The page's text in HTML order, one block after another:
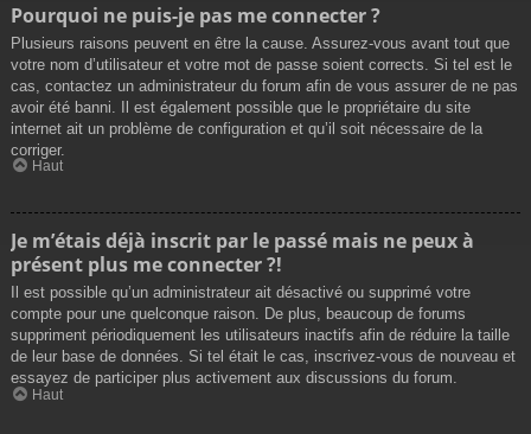
Pourquoi ne puis-je pas me connecter ?
Plusieurs raisons peuvent en être la cause. Assurez-vous avant tout que
votre nom d’utilisateur et votre mot de passe soient corrects. Si tel est le
cas, contactez un administrateur du forum afin de vous assurer de ne pas
avoir été banni. Il est également possible que le propriétaire du site
internet ait un problème de configuration et qu’il soit nécessaire de la
corriger.
Haut
Je m’étais déjà inscrit par le passé mais ne peux à
présent plus me connecter ?!
Il est possible qu’un administrateur ait désactivé ou supprimé votre
compte pour une quelconque raison. De plus, beaucoup de forums
suppriment périodiquement les utilisateurs inactifs afin de réduire la taille
de leur base de données. Si tel était le cas, inscrivez-vous de nouveau et
essayez de participer plus activement aux discussions du forum.
Haut